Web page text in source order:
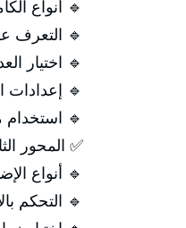
🔹 أنواع
🔹 التعرف
🔹 اختيار
🔹 إعدادات
🔹 استخدام
✅ المحور
🔹 أنواع
🔹 التحكم